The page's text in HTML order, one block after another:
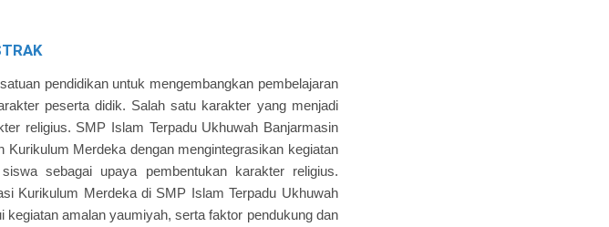
pendidikan untuk mengembangkan pembelajaran
peserta didik. Salah satu karakter yang menjadi
religius. SMP Islam Terpadu Ukhuwah Banjarmasin
Merdeka dengan mengintegrasikan kegiatan
sebagai upaya pembentukan karakter religius.
Kurikulum Merdeka di SMP Islam Terpadu Ukhuwah
amalan yaumiyah, serta faktor pendukung dan